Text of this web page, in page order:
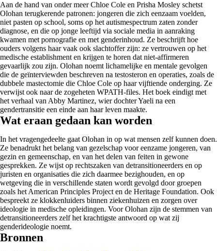
Aan de hand van onder meer Chloe Cole en Prisha Mosley schetst
Olohan terugkerende patronen: jongeren die zich eenzaam voelden,
niet pasten op school, soms op het autismespectrum zaten zonder
diagnose, en die op jonge leeftijd via sociale media in aanraking
kwamen met pornografie en met genderinhoud. Ze beschrijft hoe
ouders volgens haar vaak ook slachtoffer zijn: ze vertrouwen op het
medische establishment en krijgen te horen dat niet-affirmeren
gevaarlijk zou zijn. Olohan noemt lichamelijke en mentale gevolgen
die de geïnterviewden beschreven na testosteron en operaties, zoals de
dubbele mastectomie die Chloe Cole op haar vijftiende onderging. Ze
verwijst ook naar de zogeheten WPATH-files. Het boek eindigt met
het verhaal van Abby Martinez, wier dochter Yaeli na een
gendertransitie een einde aan haar leven maakte.
Wat eraan gedaan kan worden
In het vragengedeelte gaat Olohan in op wat mensen zelf kunnen doen.
Ze benadrukt het belang van gezelschap voor eenzame jongeren, van
gezin en gemeenschap, en van het delen van feiten in gewone
gesprekken. Ze wijst op rechtszaken van detransitioneerders en op
juristen en organisaties die zich daarmee bezighouden, en op
wetgeving die in verschillende staten wordt gevolgd door groepen
zoals het American Principles Project en de Heritage Foundation. Ook
bespreekt ze klokkenluiders binnen ziekenhuizen en zorgen over
ideologie in medische opleidingen. Voor Olohan zijn de stemmen van
detransitioneerders zelf het krachtigste antwoord op wat zij
genderideologie noemt.
Bronnen